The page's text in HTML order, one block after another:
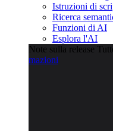
Istruzioni di
Ricerca
Funzioni di AI
Esplora l'AI
Note sulla release
mazioni